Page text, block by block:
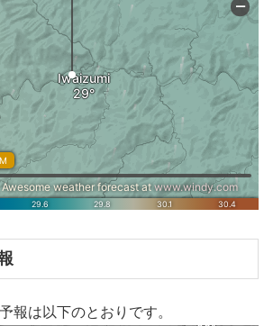
報は以下のとおりです。